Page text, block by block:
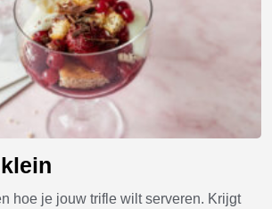
hoe je jouw trifle wilt serveren. Krijgt